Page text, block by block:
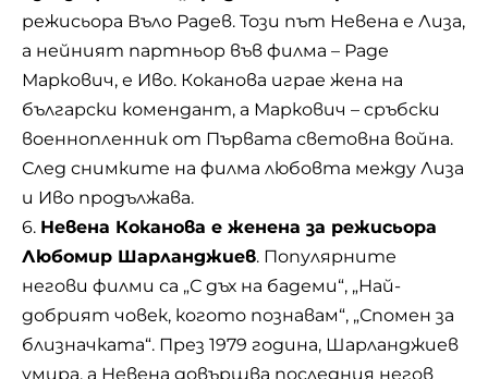
режисьора Въло Радев. Този път Невена е Лиза,
а нейният партньор във филма – Раде
Маркович, е Иво. Коканова играе жена на
български комендант, а Маркович – сръбски
военнопленник от Първата световна война.
След снимките на филма любовта между Лиза
и Иво продължава.
6. Невена Коканова е женена за режисьора
Любомир Шарланджиев. Популярните
негови филми са „С дъх на бадеми“, „Най-
добрият човек, когото познавам“, „Спомен за
близначката“. През 1979 година, Шарланджиев
умира, а Невена довършва последния негов